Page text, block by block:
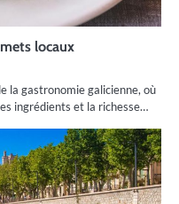
locaux
la gastronomie galicienne, où
ingrédients et la richesse…